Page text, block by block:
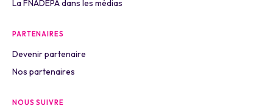
La FNADEPA dans les médias
PARTENAIRES
Devenir partenaire
Nos partenaires
NOUS SUIVRE